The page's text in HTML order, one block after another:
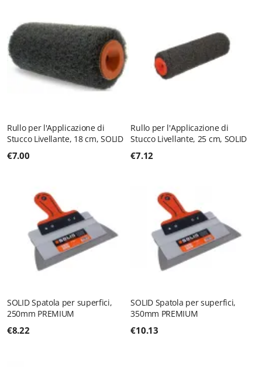
Rullo per l'Applicazione di
Stucco Livellante, 18 cm, SOLID
€7.00
Rullo per l'Applicazione di
Stucco Livellante, 25 cm, SOLID
€7.12
SOLID Spatola per superfici,
250mm PREMIUM
€8.22
SOLID Spatola per superfici,
350mm PREMIUM
€10.13